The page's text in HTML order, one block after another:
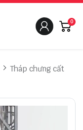
0
Tháp chưng cất